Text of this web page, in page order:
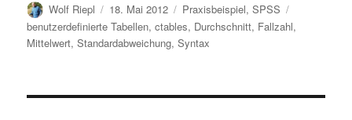
Autor
Wolf Riepl
Veröffentlicht
am
18. Mai 2012 Kategorien
Praxisbeispiel,SPSS
benutzerdefinierte Tabellen,ctables, Durchschnitt, Fallzahl,
Mittelwert,Standardabweichung,Syntax